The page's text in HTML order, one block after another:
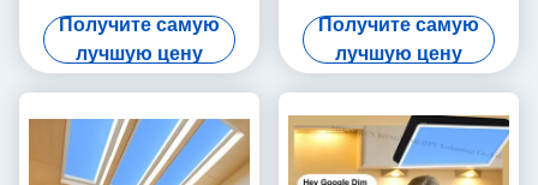
управлением Tuya
Получите самую
лучшую цену
света панели СИД Dali
600x600 искусственное
Получите самую
лучшую цену